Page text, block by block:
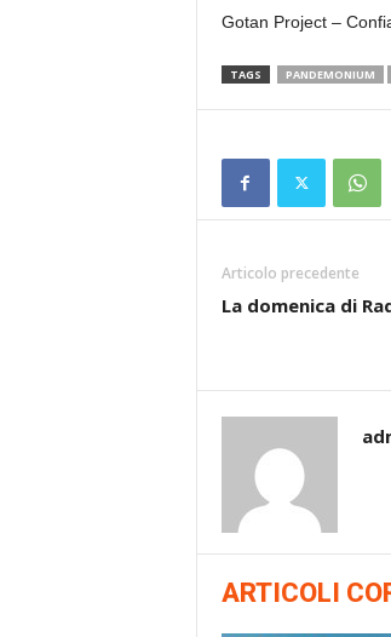
Gotan Project –
TAGS PANDEMONIUM
Articolo precedente
La domenica di
ARTICOLI